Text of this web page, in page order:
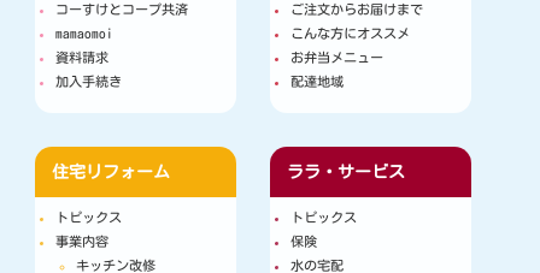
コーすけとコープ共済
mamaomoi
資料請求
加入手続き
ご注文からお届けまで
こんな方にオススメ
お弁当メニュー
配達地域
住宅リフォーム
トピックス
事業内容
キッチン改修
ララ・サービス
トピックス
保険
水の宅配